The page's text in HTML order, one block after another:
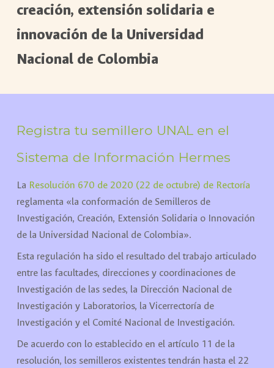
creación, extensión solidaria e
innovación de la Universidad
Nacional de Colombia
Registra tu semillero UNAL en el
Sistema de Información Hermes
La Resolución 670 de 2020 (22 de octubre) de Rectoría
reglamenta «la conformación de Semilleros de
Investigación, Creación, Extensión Solidaria o Innovación
de la Universidad Nacional de Colombia».
Esta regulación ha sido el resultado del trabajo articulado
entre las facultades, direcciones y coordinaciones de
Investigación de las sedes, la Dirección Nacional de
Investigación y Laboratorios, la Vicerrectoría de
Investigación y el Comité Nacional de Investigación.
De acuerdo con lo establecido en el artículo 11 de la
resolución, los semilleros existentes tendrán hasta el 22